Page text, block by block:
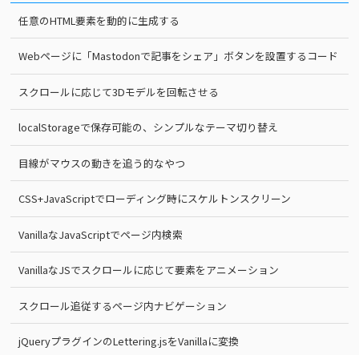
任意のHTML要素を動的に生成する
Webページに「Mastodonで記事をシェア」ボタンを設置するコード
スクロールに応じて3Dモデルを回転させる
localStorageで保存可能の、シンプルなテーマ切り替え
目線がマウスの動きを追う的なやつ
CSS+JavaScriptでローディング時にスケルトンスクリーン
VanillaなJavaScriptでページ内検索
VanillaなJSでスクロールに応じて要素をアニメーション
スクロール追従するページ内ナビゲーション
jQueryプラグインのLettering.jsをVanillaに変換